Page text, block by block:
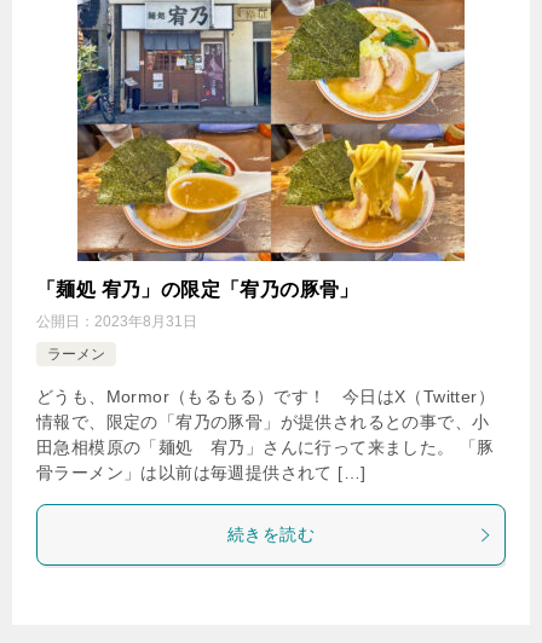
「麺処 宥乃」の限定「宥乃の豚骨」
公開日： 2023年8月31日
ラーメン
どうも、Mormor（もるもる）です！ 今日はX（Twitter）
情報で、限定の「宥乃の豚骨」が提供されるとの事で、小
田急相模原の「麺処 宥乃」さんに行って来ました。 「豚
骨ラーメン」は以前は毎週提供されて […]
続きを読む